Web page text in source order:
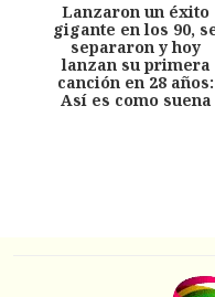
Lanzaron un éxito
gigante en los 90,
separaron y hoy
lanzan su primera
canción en 28 años:
Así es como suena